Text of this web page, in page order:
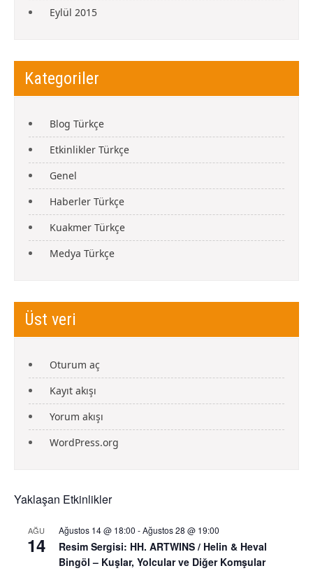
Eylül 2015
Kategoriler
Blog Türkçe
Etkinlikler Türkçe
Genel
Haberler Türkçe
Kuakmer Türkçe
Medya Türkçe
Üst veri
Oturum aç
Kayıt akışı
Yorum akışı
WordPress.org
Yaklaşan Etkinlikler
AĞU
14
Ağustos 14 @ 18:00 -Ağustos 28 @ 19:00
Resim Sergisi: HH. ARTWINS / Helin & Heval
Bingöl – Kuşlar, Yolcular ve Diğer Komşular